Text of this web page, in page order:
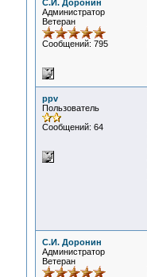
С.И. Доронин
Администратор
Ветеран
Сообщений: 795
ppv
Пользователь
Сообщений: 64
С.И. Доронин
Администратор
Ветеран